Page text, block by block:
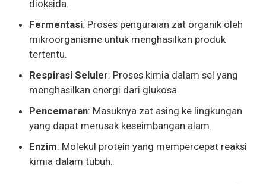
dioksida.
Fermentasi: Proses penguraian zat organik oleh
mikroorganisme untuk menghasilkan produk
tertentu.
Respirasi Seluler: Proses kimia dalam sel yang
menghasilkan energi dari glukosa.
Pencemaran: Masuknya zat asing ke lingkungan
yang dapat merusak keseimbangan alam.
Enzim: Molekul protein yang mempercepat reaksi
kimia dalam tubuh.